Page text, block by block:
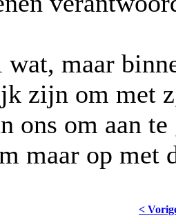
maar
zijn om met
ons om aan
maar op met
<